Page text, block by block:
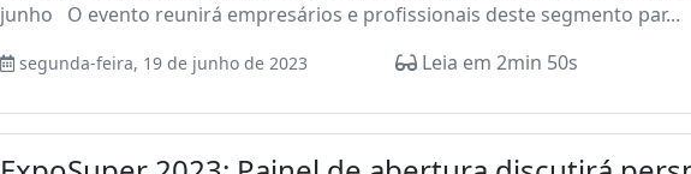
junho O evento reunirá empresários e profissionais deste segmento par...
segunda-feira, 19 de junho de 2023 Leia em 2min 50s